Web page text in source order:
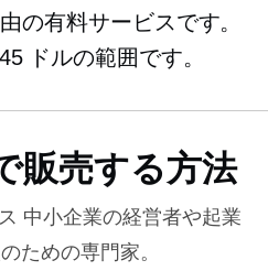
の有料サービスです。
ドルの範囲です。
販売する方法
中小企業の経営者や起業
ための専門家。